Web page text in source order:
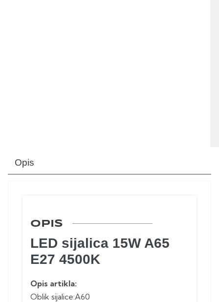
Opis
OPIS
LED sijalica 15W A65
E27 4500K
Opis artikla:
Oblik sijalice:A60